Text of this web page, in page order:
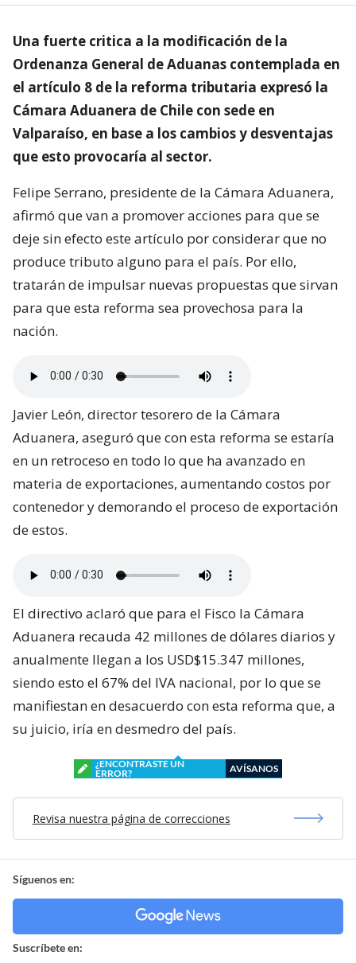
Una fuerte critica a la modificación de la
Ordenanza General de Aduanas contemplada en
el artículo 8 de la reforma tributaria expresó la
Cámara Aduanera de Chile con sede en
Valparaíso, en base a los cambios y desventajas
que esto provocaría al sector.
Felipe Serrano, presidente de la Cámara Aduanera,
afirmó que van a promover acciones para que se
deje sin efecto este artículo por considerar que no
produce tributo alguno para el país. Por ello,
tratarán de impulsar nuevas propuestas que sirvan
para que esta reforma sea provechosa para la
nación.
Javier León, director tesorero de la Cámara
Aduanera, aseguró que con esta reforma se estaría
en un retroceso en todo lo que ha avanzado en
materia de exportaciones, aumentando costos por
contenedor y demorando el proceso de exportación
de estos.
El directivo aclaró que para el Fisco la Cámara
Aduanera recauda 42 millones de dólares diarios y
anualmente llegan a los USD$15.347 millones,
siendo esto el 67% del IVA nacional, por lo que se
manifiestan en desacuerdo con esta reforma que, a
su juicio, iría en desmedro del país.
¿ENCONTRASTE UN
ERROR?
AVÍSANOS
Revisa nuestra página de correcciones
Síguenos en:
Suscríbete en: